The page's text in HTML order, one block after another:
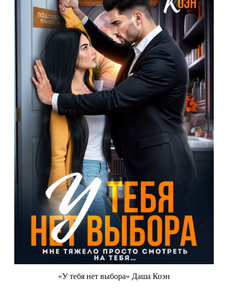
«У тебя нет выбора» Даша Коэн